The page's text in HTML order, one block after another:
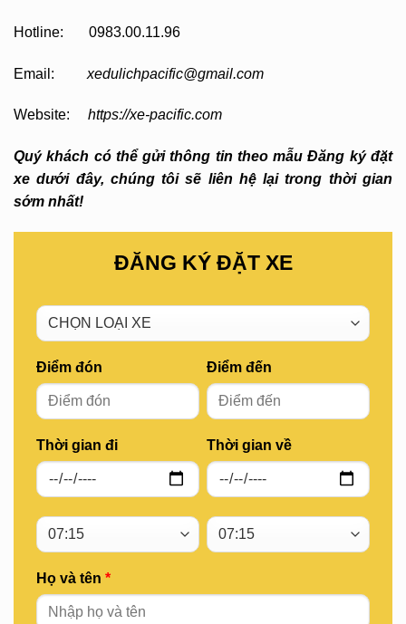
Hotline: 0983.00.11.96
Email: xedulichpacific@gmail.com
Website: https://xe-pacific.com
Quý khách có thể gửi thông tin theo mẫu Đăng ký đặt
xe dưới đây, chúng tôi sẽ liên hệ lại trong thời gian
sớm nhất!
ĐĂNG KÝ ĐẶT XE
Điểm đón
Thời gian đi
Điểm đến
Thời gian về
Họ và tên *